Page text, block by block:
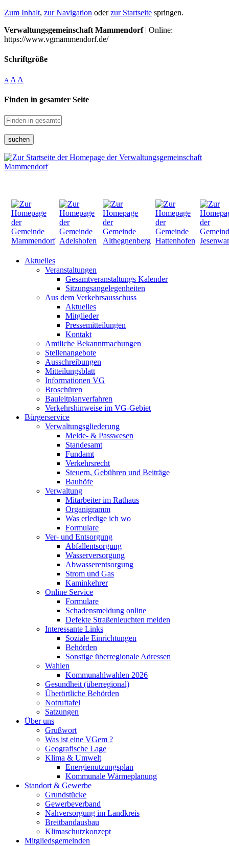
Zum Inhalt, zur Navigation oderzur Startseite springen.
Verwaltungsgemeinschaft Mammendorf| Online:
https://www.vgmammendorf.de/
Schriftgröße
A A A
Finden in gesamter Seite
suchen
Aktuelles
Veranstaltungen
Gesamtveranstaltungs Kalender
Sitzungsangelegenheiten
Aus dem Verkehrsausschuss
Aktuelles
Mitglieder
Pressemitteilungen
Kontakt
Amtliche Bekanntmachungen
Stellenangebote
Ausschreibungen
Mitteilungsblatt
Informationen VG
Broschüren
Bauleitplanverfahren
Verkehrshinweise im VG-Gebiet
Bürgerservice
Verwaltungsgliederung
Melde- & Passwesen
Standesamt
Fundamt
Verkehrsrecht
Steuern, Gebühren und Beiträge
Bauhöfe
Verwaltung
Mitarbeiter im Rathaus
Organigramm
Was erledige ich wo
Formulare
Ver- und Entsorgung
Abfallentsorgung
Wasserversorgung
Abwasserentsorgung
Strom und Gas
Kaminkehrer
Online Service
Formulare
Schadensmeldung online
Defekte Straßenleuchten melden
Interessante Links
Soziale Einrichtungen
Behörden
Sonstige überregionale Adressen
Wahlen
Kommunahlwahlen 2026
Gesundheit (überregional)
Überörtliche Behörden
Notruftafel
Satzungen
Über uns
Grußwort
Was ist eine VGem ?
Geografische Lage
Klima & Umwelt
Energienutzungsplan
Kommunale Wärmeplanung
Standort & Gewerbe
Grundstücke
Gewerbeverband
Nahversorgung im Landkreis
Breitbandausbau
Klimaschutzkonzept
Mitgliedsgemeinden